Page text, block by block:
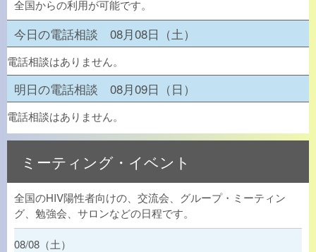
全国からの利用が可能です。
今日の電話相談 08月08日（土）
電話相談はありません。
明日の電話相談 08月09日（日）
電話相談はありません。
ミーティング・イベント
全国のHIV陽性者向けの、交流会、グループ・ミーティン
グ、勉強会、サロンなどの日程です。
08/08（土）